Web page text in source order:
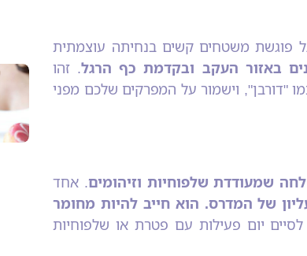
פוגשת משטחים קשים בנחיתה עוצמתית
באזור העקב ובקדמת כף הרגל. זהו
"דורבן", וישמור על המפרקים שלכם מפני
שמעודדת שלפוחיות וזיהומים. אחד
של המדרס. הוא חייב להיות מחומר
יום פעילות עם פטרת או שלפוחיות